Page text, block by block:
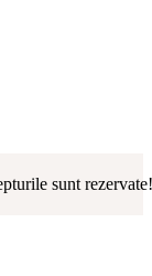
sunt rezervate!